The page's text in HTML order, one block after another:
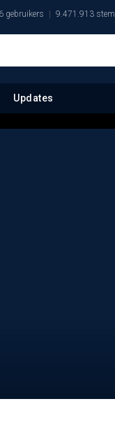
gebruikers 9.471.913
Updates